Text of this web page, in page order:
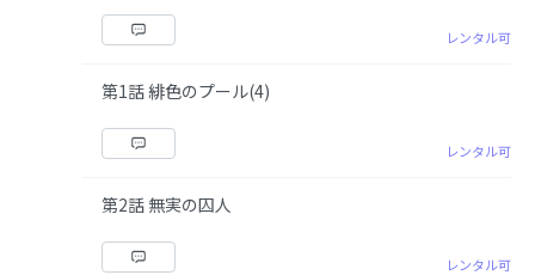
レンタル可
第1話 緋色のプール(4)
レンタル可
第2話 無実の囚人
レンタル可